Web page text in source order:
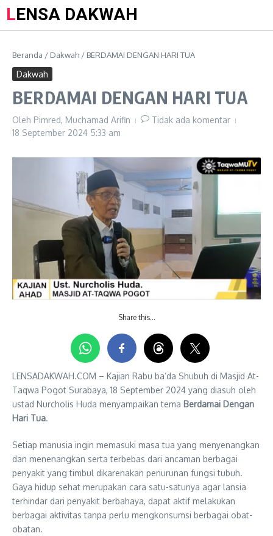
LENSA DAKWAH
Beranda / Dakwah / BERDAMAI DENGAN HARI TUA
Dakwah
BERDAMAI DENGAN HARI TUA
Oleh Pimred, Muchamad Arifin
Tidak ada komentar
18 September 2024 5:33 am
Share this…
LENSADAKWAH.COM – Kajian Rabu ba’da Shubuh di Masjid At-
Taqwa Pogot Surabaya, 18 September 2024 yang diasuh oleh
ustad Nurcholis Huda menyampaikan tema Berdamai Dengan
Hari Tua.
Setiap manusia ingin memasuki masa tua yang menyenangkan
dan menenangkan serta terbebas dari ancaman berbagai
penyakit yang timbul dikarenakan penurunan fungsi tubuh.
Gaya hidup sehat merupakan cara satu-satunya agar lansia
terhindar dari penyakit berbahaya, dapat aktif melakukan
berbagai aktivitas tanpa perlu mengkonsumsi berbagai obat-
obatan.